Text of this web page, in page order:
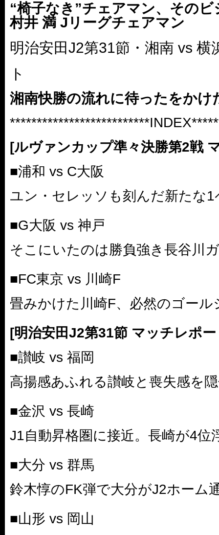
“椅子なき”チェアマン、そのビ
村井 満 Jリーグチェアマン
明治安田J2第31節・湘南 vs 横
ト
湘南快勝の流れに待ったをかけ
[ルヴァンカップ準々決勝第2戦
■浦和 vs C大阪
ユン・セレッソも刻んだ新たな1
■G大阪 vs 神戸
そこにいたのは勝負強き長谷川
■FC東京 vs 川崎F
畳みかけた川崎F、必然のゴール
[明治安田J2第31節 マッチレポ
■讃岐 vs 福岡
高揚感あふれる讃岐と喪失感を
■金沢 vs 長崎
J1自動昇格圏に接近。長崎が4位
■大分 vs 群馬
鈴木惇のFK弾で大分がJ2ホーム
■山形 vs 岡山